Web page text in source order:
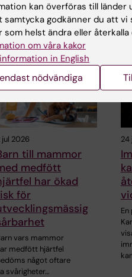
artiklar
jul 2026
till mammor
medfött
har ökad
för
vars mammor
medfött hjärtfel
något oftare
svårigheter…
24
kan överföras till länder
samtycka godkänner du att vi
som helst ändra eller
om våra kakor
in English
nödvändiga